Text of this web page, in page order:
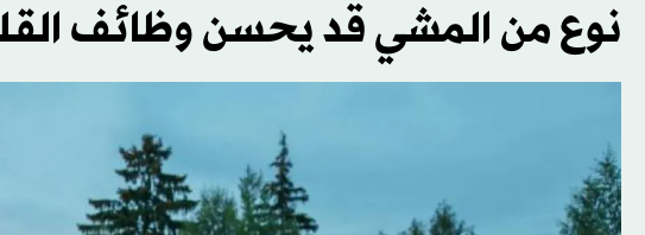
نوع من المشي قد يحسن وظائف